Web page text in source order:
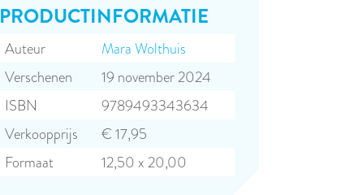
PRODUCT­INFORMATIE
Auteur
Mara Wolthuis
Verschenen
19 november 2024
ISBN
9789493343634
Verkoopprijs
€ 17,95
Formaat
12,50 x 20,00